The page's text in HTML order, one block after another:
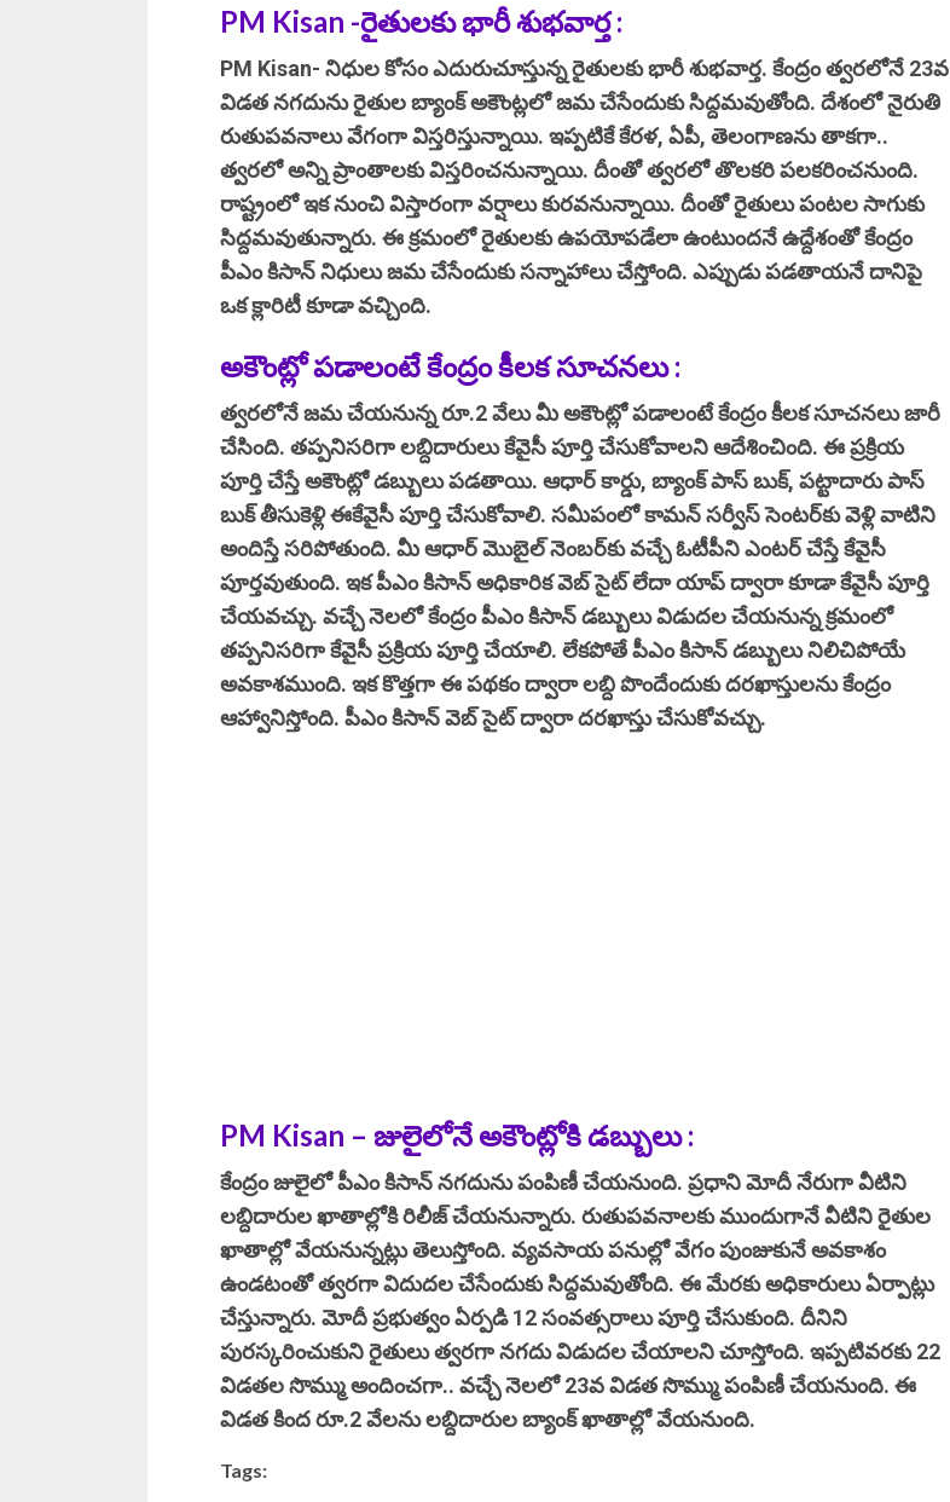
PM Kisan -రైతులకు భారీ శుభవార్త :
PM Kisan- నిధుల కోసం ఎదురుచూస్తున్న రైతులకు భారీ శుభవార్త. కేంద్రం త్వరలోనే 23వ
విడత నగదును రైతుల బ్యాంక్ అకౌంట్లలో జమ చేసేందుకు సిద్దమవుతోంది. దేశంలో నైరుతి
రుతుపవనాలు వేగంగా విస్తరిస్తున్నాయి. ఇప్పటికే కేరళ, ఏపీ, తెలంగాణను తాకగా..
త్వరలో అన్ని ప్రాంతాలకు విస్తరించనున్నాయి. దీంతో త్వరలో తొలకరి పలకరించనుంది.
రాష్ట్రంలో ఇక నుంచి విస్తారంగా వర్షాలు కురవనున్నాయి. దీంతో రైతులు పంటల సాగుకు
సిద్దమవుతున్నారు. ఈ క్రమంలో రైతులకు ఉపయోపడేలా ఉంటుందనే ఉద్దేశంతో కేంద్రం
పీఎం కిసాన్ నిధులు జమ చేసేందుకు సన్నాహాలు చేస్తోంది. ఎప్పుడు పడతాయనే దానిపై
ఒక క్లారిటీ కూడా వచ్చింది.
అకౌంట్లో పడాలంటే కేంద్రం కీలక సూచనలు :
త్వరలోనే జమ చేయనున్న రూ.2 వేలు మీ అకౌంట్లో పడాలంటే కేంద్రం కీలక సూచనలు జారీ
చేసింది. తప్పనిసరిగా లబ్దిదారులు కేవైసీ పూర్తి చేసుకోవాలని ఆదేశించింది. ఈ ప్రక్రియ
పూర్తి చేస్తే అకౌంట్లో డబ్బులు పడతాయి. ఆధార్ కార్డు, బ్యాంక్ పాస్ బుక్, పట్టాదారు పాస్
బుక్ తీసుకెళ్లి ఈకేవైసీ పూర్తి చేసుకోవాలి. సమీపంలో కామన్ సర్వీస్ సెంటర్‌కు వెళ్లి వాటిని
అందిస్తే సరిపోతుంది. మీ ఆధార్ మొబైల్ నెంబర్‌కు వచ్చే ఓటీపీని ఎంటర్ చేస్తే కేవైసీ
పూర్తవుతుంది. ఇక పీఎం కిసాన్ అధికారిక వెబ్ సైట్ లేదా యాప్ ద్వారా కూడా కేవైసీ పూర్తి
చేయవచ్చు. వచ్చే నెలలో కేంద్రం పీఎం కిసాన్ డబ్బులు విడుదల చేయనున్న క్రమంలో
తప్పనిసరిగా కేవైసీ ప్రక్రియ పూర్తి చేయాలి. లేకపోతే పీఎం కిసాన్ డబ్బులు నిలిచిపోయే
అవకాశముంది. ఇక కొత్తగా ఈ పథకం ద్వారా లబ్ది పొందేందుకు దరఖాస్తులను కేంద్రం
ఆహ్వానిస్తోంది. పీఎం కిసాన్ వెబ్ సైట్ ద్వారా దరఖాస్తు చేసుకోవచ్చు.
PM Kisan – జులైలోనే అకౌంట్లోకి డబ్బులు :
కేంద్రం జులైలో పీఎం కిసాన్ నగదును పంపిణీ చేయనుంది. ప్రధాని మోదీ నేరుగా వీటిని
లబ్దిదారుల ఖాతాల్లోకి రిలీజ్ చేయనున్నారు. రుతుపవనాలకు ముందుగానే వీటిని రైతుల
ఖాతాల్లో వేయనున్నట్లు తెలుస్తోంది. వ్యవసాయ పనుల్లో వేగం పుంజుకునే అవకాశం
ఉండటంతో త్వరగా విదుదల చేసేందుకు సిద్దమవుతోంది. ఈ మేరకు అధికారులు ఏర్పాట్లు
చేస్తున్నారు. మోదీ ప్రభుత్వం ఏర్పడి 12 సంవత్సరాలు పూర్తి చేసుకుంది. దీనిని
పురస్కరించుకుని రైతులు త్వరగా నగదు విడుదల చేయాలని చూస్తోంది. ఇప్పటివరకు 22
విడతల సొమ్ము అందించగా.. వచ్చే నెలలో 23వ విడత సొమ్ము పంపిణీ చేయనుంది. ఈ
విడత కింద రూ.2 వేలను లబ్దిదారుల బ్యాంక్ ఖాతాల్లో వేయనుంది.
Tags: